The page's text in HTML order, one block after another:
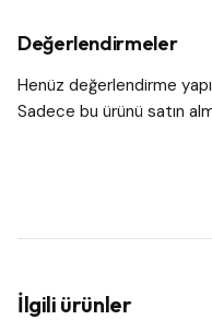
Değerlendirmeler
Henüz değerlendirme
Sadece bu ürünü satın
İlgili ürünler